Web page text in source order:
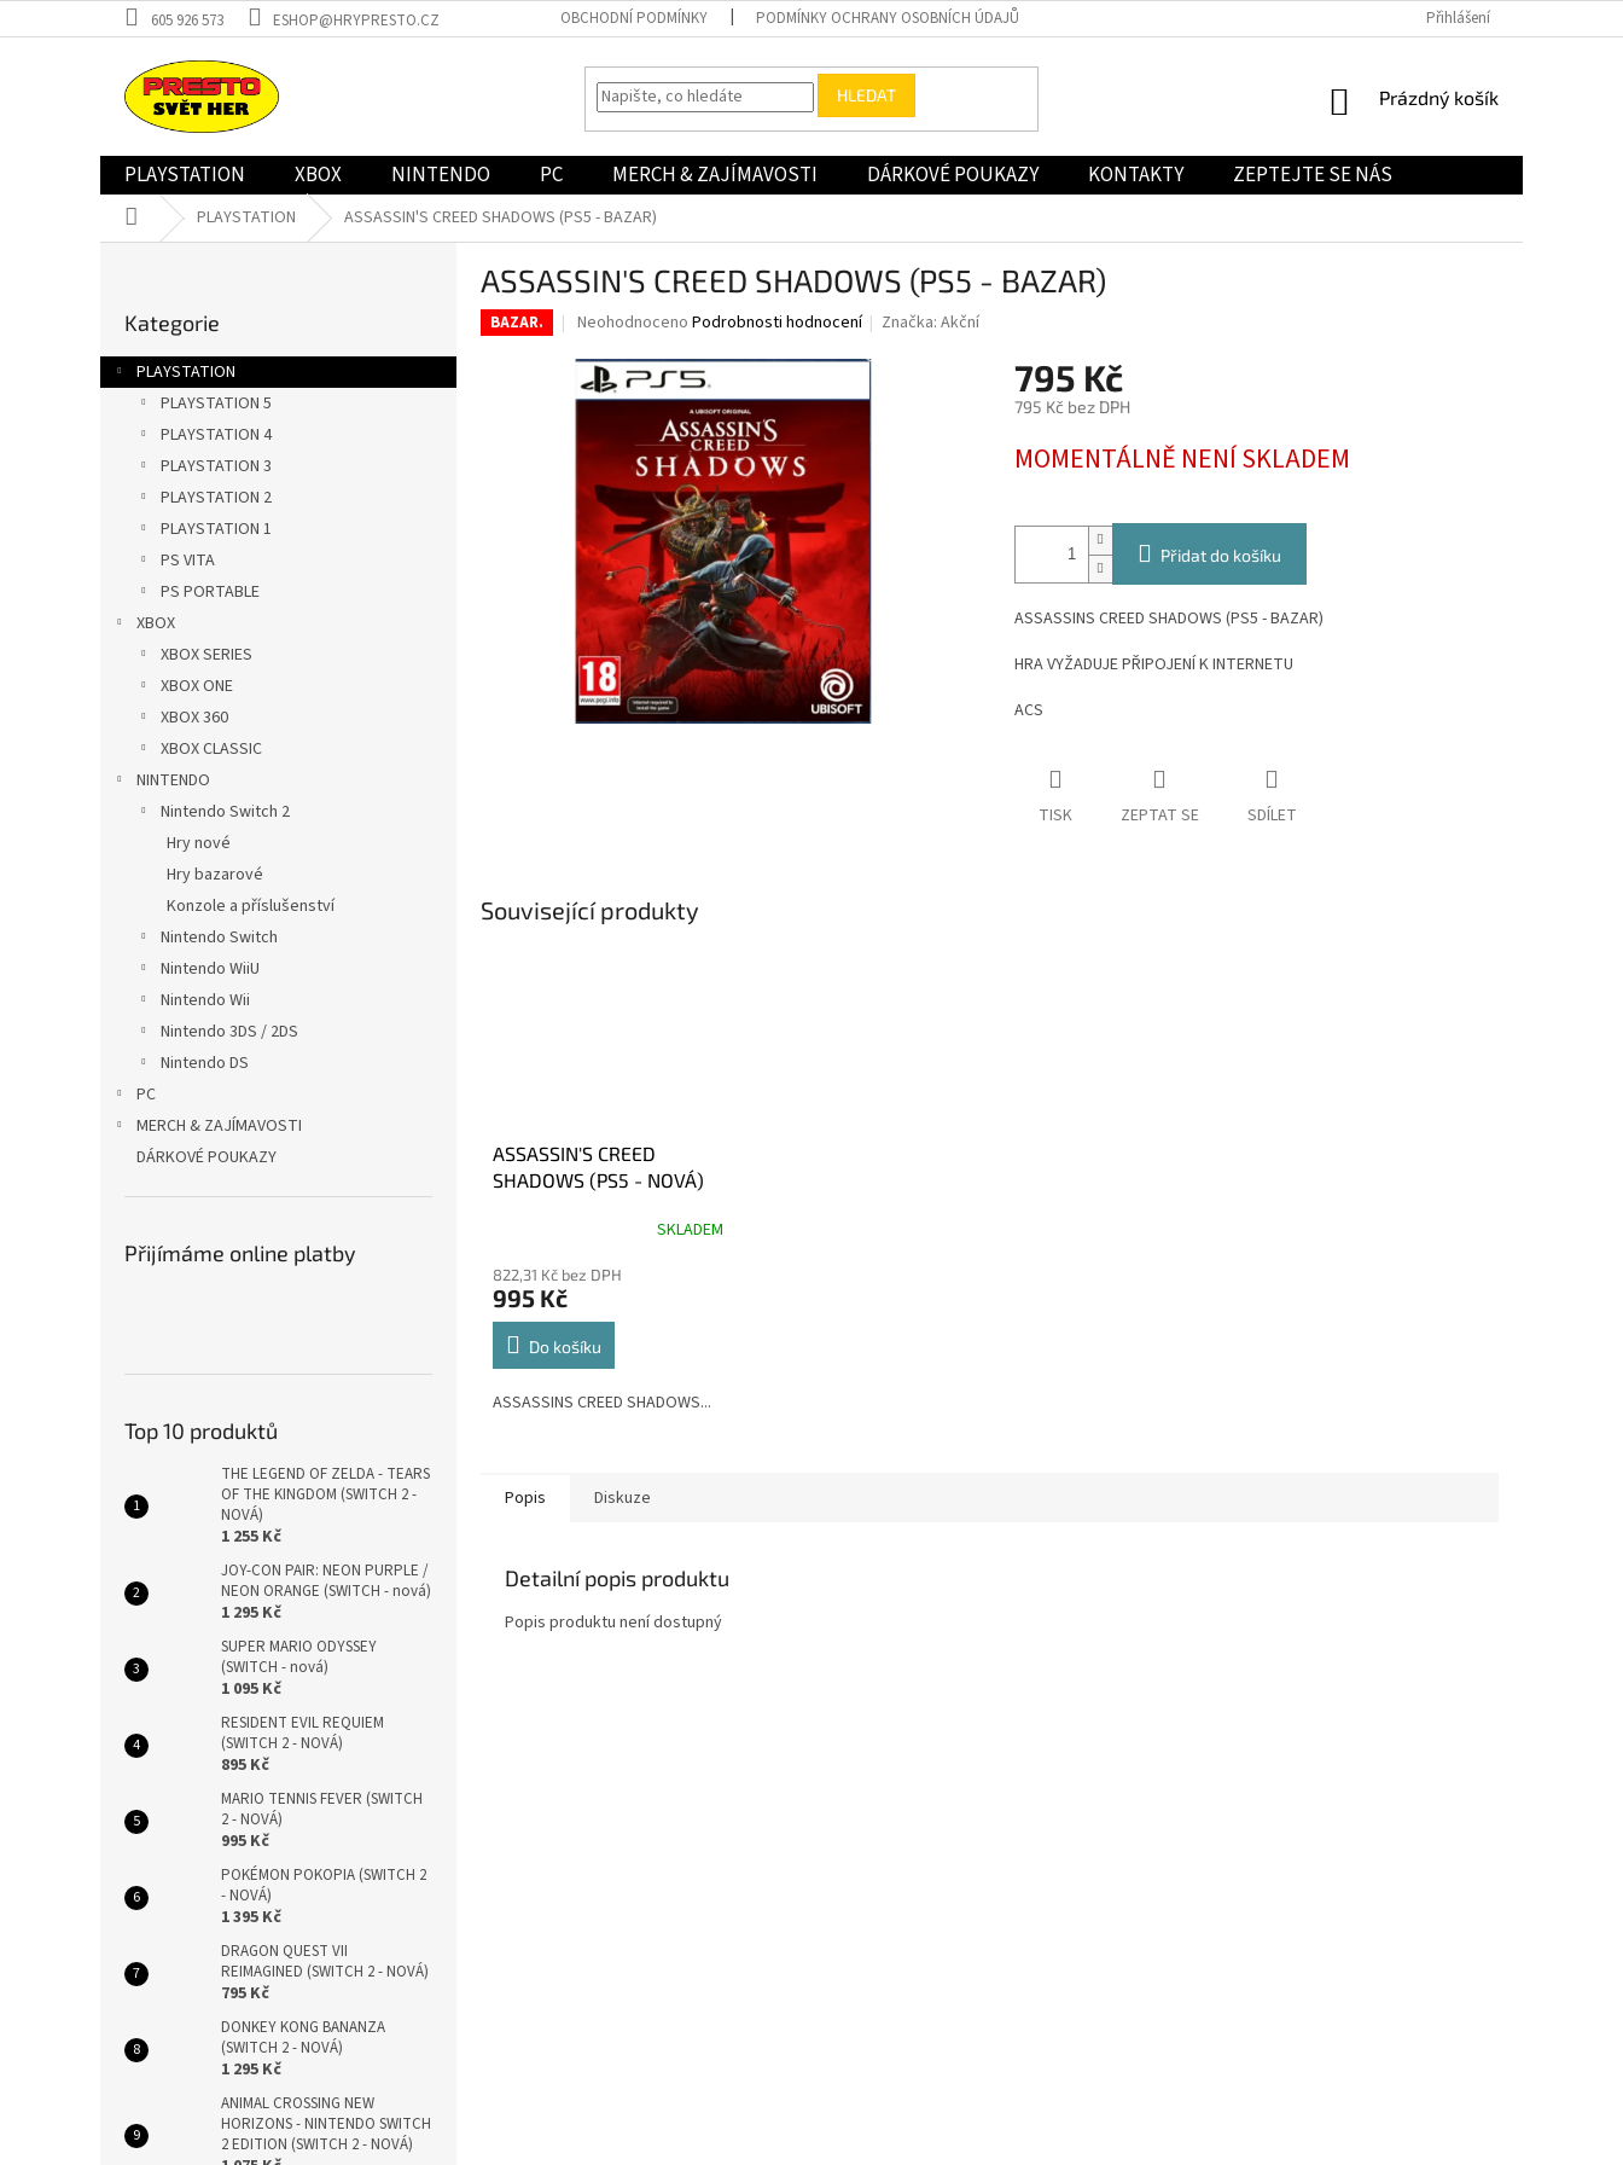
na
605 926 573 ESHOP@HRYPRESTO.CZ OBCHODNÍ PODMÍNKY PODMÍNKY OCHRANY OSOBNÍCH ÚDAJŮ Přihlášení
HLEDAT
NÁKUPNÍ
Prázdný košík
PLAYSTATION XBOX NINTENDO PC MERCH & ZAJÍMAVOSTI DÁRKOVÉ POUKAZY KONTAKTY ZEPTEJTE SE NÁS
Domů PLAYSTATION ASSASSIN'S CREED SHADOWS (PS5 - BAZAR)
r
a
kategorie
Kategorie
PLAYSTATION
PLAYSTATION 5
PLAYSTATION 4
PLAYSTATION 3
PLAYSTATION 2
PLAYSTATION 1
PS VITA
PS PORTABLE
XBOX
XBOX SERIES
XBOX ONE
XBOX 360
XBOX CLASSIC
NINTENDO
Nintendo Switch 2
Hry nové
Hry bazarové
Konzole a příslušenství
Nintendo Switch
Nintendo WiiU
Nintendo Wii
Nintendo 3DS / 2DS
Nintendo DS
PC
MERCH & ZAJÍMAVOSTI
DÁRKOVÉ POUKAZY
Přijímáme online platby
Top 10 produktů
THE LEGEND OF ZELDA - TEARS
OF THE KINGDOM (SWITCH 2 -
NOVÁ)
1 255 Kč
JOY-CON PAIR: NEON PURPLE /
NEON ORANGE (SWITCH - nová)
1 295 Kč
SUPER MARIO ODYSSEY
(SWITCH - nová)
1 095 Kč
RESIDENT EVIL REQUIEM
(SWITCH 2 - NOVÁ)
895 Kč
MARIO TENNIS FEVER (SWITCH
2 - NOVÁ)
995 Kč
POKÉMON POKOPIA (SWITCH 2
- NOVÁ)
1 395 Kč
DRAGON QUEST VII
REIMAGINED (SWITCH 2 - NOVÁ)
795 Kč
DONKEY KONG BANANZA
(SWITCH 2 - NOVÁ)
1 295 Kč
ANIMAL CROSSING NEW
HORIZONS - NINTENDO SWITCH
2 EDITION (SWITCH 2 - NOVÁ)
ASSASSIN'S CREED SHADOWS (PS5 - BAZAR)
BAZAR.
Průměrné
produktu
je
z
hvězdiček.
Neohodnoceno Podrobnosti hodnocení Značka:Akční
795 Kč
795 Kč bez DPH
cena:
MOMENTÁLNĚ NENÍ SKLADEM
Přidat do košíku
ASSASSINS CREED SHADOWS (PS5 - BAZAR)
HRA VYŽADUJE PŘIPOJENÍ K INTERNETU
ACS
TISK ZEPTAT SE SDÍLET
Související produkty
ASSASSIN'S CREED
SHADOWS (PS5 - NOVÁ)
SKLADEM
822,31 Kč bez DPH
995 Kč
Do košíku
ASSASSINS CREED SHADOWS...
Popis Diskuze
Detailní popis produktu
Popis produktu není dostupný